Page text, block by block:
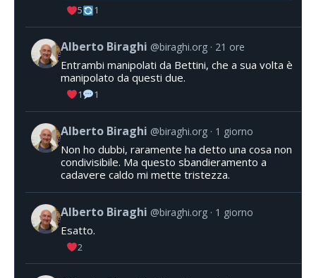
5 1
Alberto Biraghi @biraghi.org 21 ore
Entrambi manipolati da Bettini, che a sua volta è
manipolato da questi due.
1 1
Alberto Biraghi @biraghi.org 1 giorno
Non ho dubbi, raramente ha detto una cosa non
condivisibile. Ma questo sbandieramento a
cadavere caldo mi mette tristezza.
Alberto Biraghi @biraghi.org 1 giorno
Esatto.
2